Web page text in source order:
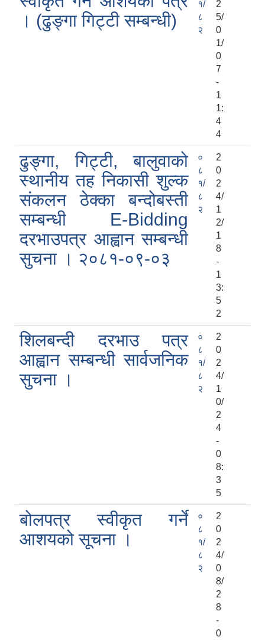
। (ढुङ्गा गिट्टी सम्बन्धी)
१/
८
२
2
5/
0
1/
0
7
-
1
1:
4
4
ढुङ्गा, गिट्टी, बालुवाको
स्थानीय तह निकासी शुल्क
संकलन ठेक्का बन्दोबस्ती
सम्बन्धी E-Bidding
दरभाउपत्र आह्वान सम्बन्धी
सुचना । २०८१-०९-०३
०
८
१/
८
२
2
0
2
4/
1
2/
1
8
-
1
3:
5
2
शिलबन्दी दरभाउ पत्र
आह्वान सम्बन्धी सार्वजनिक
सुचना ।
०
८
१/
८
२
2
0
2
4/
1
0/
2
4
-
0
8:
3
5
बोलपत्र स्वीकृत गर्ने
आशयको सूचना ।
०
८
१/
८
२
2
0
2
4/
0
8/
2
8
-
0